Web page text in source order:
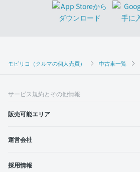
モビリコ（クルマの個人売買） 中古車一覧
サービス規約とその他情報
販売可能エリア
運営会社
採用情報